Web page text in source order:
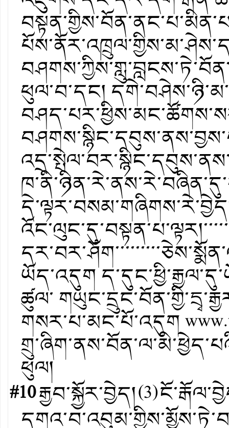
ཕུལ་བ་དང།
ཡོད་འདུག
ཚུལ་
གསར་པ་མང་པོ་འདུག
ཕུལ།
#10རྒྱབ་སྐྱོར་བྱེད།(3)